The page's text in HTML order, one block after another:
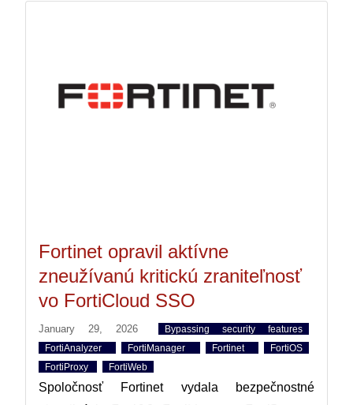
Fortinet opravil aktívne
zneužívanú kritickú zraniteľnosť
vo FortiCloud SSO
January 29, 2026
Bypassing security features
FortiAnalyzer
FortiManager Fortinet
FortiOS
FortiProxy
FortiWeb
Spoločnosť Fortinet vydala bezpečnostné